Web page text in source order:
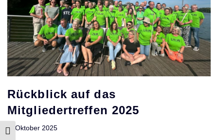
Umschalten auf hohe Kontraste
Rückblick auf das
Mitgliedertreffen 2025
7. Oktober 2025